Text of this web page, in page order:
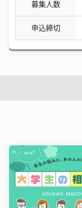
募集人数
申込締切